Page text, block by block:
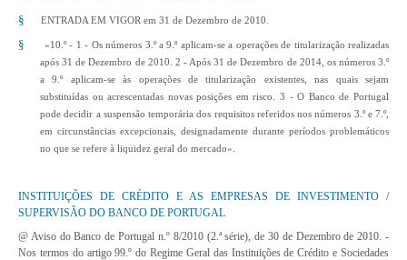
§ ENTRADA EM VIGOR em 31 de Dezembro de 2010.
§
«10.º - 1 - Os números 3.º a 9.º aplicam-se a operações de titularização realizadas
após 31 de Dezembro de 2010. 2 - Após 31 de Dezembro de 2014, os números 3.º
a 9.º aplicam-se às operações de titularização existentes, nas quais sejam
substituídas ou acrescentadas novas posições em risco. 3 - O Banco de Portugal
pode decidir a suspensão temporária dos requisitos referidos nos números 3.º e 7.º,
em circunstâncias excepcionais, designadamente durante períodos problemáticos
no que se refere à liquidez geral do mercado».
INSTITUIÇÕES DE CRÉDITO E AS EMPRESAS DE INVESTIMENTO /
SUPERVISÃO DO BANCO DE PORTUGAL
@ Aviso do Banco de Portugal n.º 8/2010 (2.ª série), de 30 de Dezembro de 2010. -
Nos termos do artigo 99.º do Regime Geral das Instituições de Crédito e Sociedades